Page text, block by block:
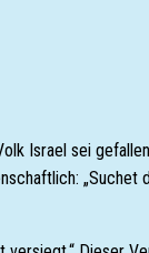
Israel sei
„Suchet